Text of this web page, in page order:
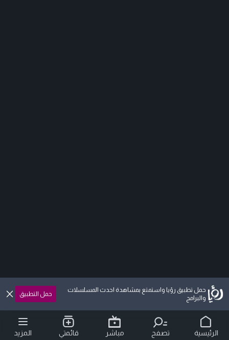
حمل تطبيق رؤيا واستمتع بمشاهدة احدث المسلسلات
والبرامج
حمل التطبيق
الرئيسية تصفح مباشر قائمتي المزيد